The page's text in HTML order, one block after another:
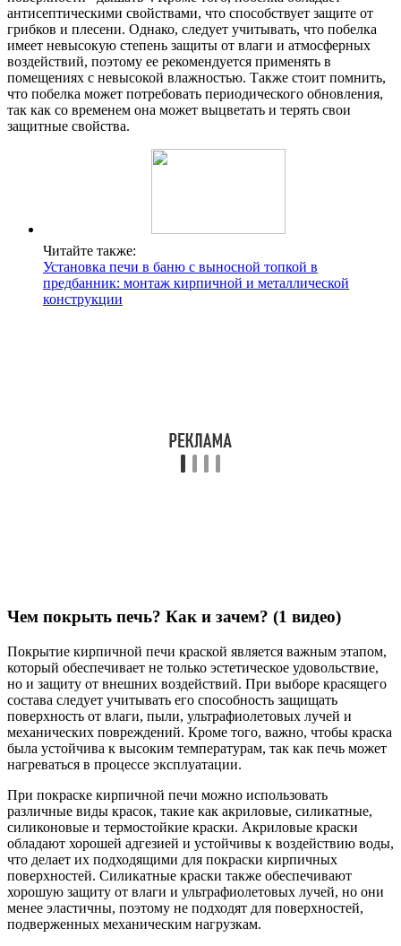
антисептическими свойствами, что способствует защите от
грибков и плесени. Однако, следует учитывать, что побелка
имеет невысокую степень защиты от влаги и атмосферных
воздействий, поэтому ее рекомендуется применять в
помещениях с невысокой влажностью. Также стоит помнить,
что побелка может потребовать периодического обновления,
так как со временем она может выцветать и терять свои
защитные свойства.
Читайте также:
Установка печи в баню с выносной топкой в
предбанник: монтаж кирпичной и металлической
конструкции
Чем покрыть печь? Как и зачем? (1 видео)
Покрытие кирпичной печи краской является важным этапом,
который обеспечивает не только эстетическое удовольствие,
но и защиту от внешних воздействий. При выборе красящего
состава следует учитывать его способность защищать
поверхность от влаги, пыли, ультрафиолетовых лучей и
механических повреждений. Кроме того, важно, чтобы краска
была устойчива к высоким температурам, так как печь может
нагреваться в процессе эксплуатации.
При покраске кирпичной печи можно использовать
различные виды красок, такие как акриловые, силикатные,
силиконовые и термостойкие краски. Акриловые краски
обладают хорошей адгезией и устойчивы к воздействию воды,
что делает их подходящими для покраски кирпичных
поверхностей. Силикатные краски также обеспечивают
хорошую защиту от влаги и ультрафиолетовых лучей, но они
менее эластичны, поэтому не подходят для поверхностей,
подверженных механическим нагрузкам.